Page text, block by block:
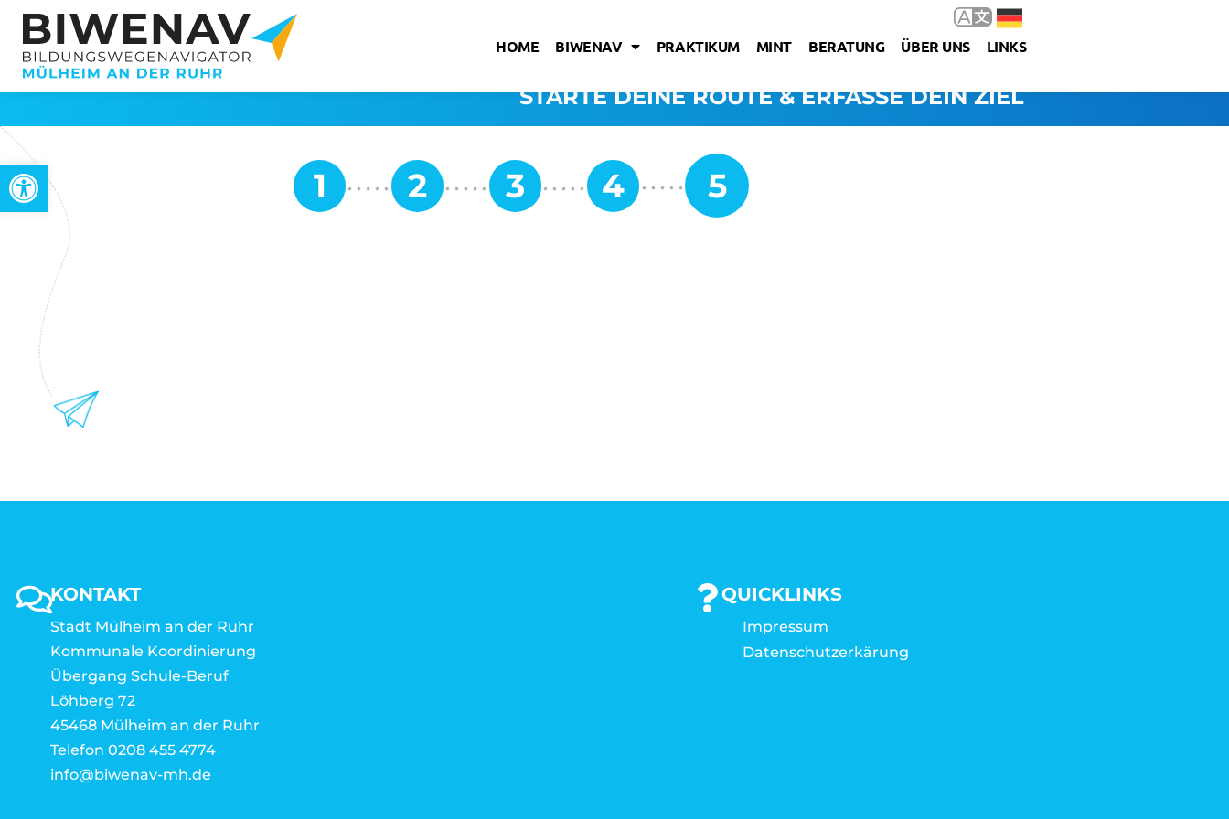
Open toolbar
HOME BIWENAV PRAKTIKUM MINT BERATUNG ÜBER UNS LINKS
STARTE DEINE ROUTE & ERFASSE DEIN ZIEL
KONTAKT
Stadt Mülheim an der Ruhr
Kommunale Koordinierung
Übergang Schule-Beruf
Löhberg 72
45468 Mülheim an der Ruhr
Telefon 0208 455 4774
info@biwenav-mh.de
QUICKLINKS
Impressum
Datenschutzerkärung